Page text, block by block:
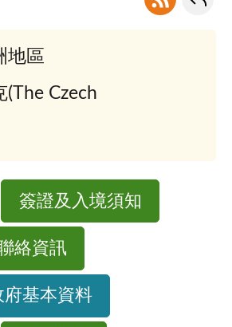
地區
(The Czech
簽證及入境須知
絡資訊
基本資料